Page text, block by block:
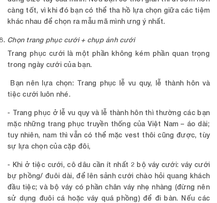
càng tốt, vì khi đó bạn có thể tha hồ lựa chọn giữa các tiệm
khác nhau để chọn ra mẫu mã mình ưng ý nhất.
Chọn trang phục cưới + chụp ảnh cưới
Trang phục cưới là một phần không kém phần quan trọng
trong ngày cưới của bạn.
Bạn nên lựa chọn: Trang phục lễ vu quy, lễ thành hôn và
tiệc cưới luôn nhé.
- Trang phục ở lễ vu quy và lễ thành hôn thì thường các bạn
mặc những trang phục truyền thống của Việt Nam – áo dài;
tuy nhiên, nam thì vẫn có thể mặc vest thôi cũng được, tùy
sự lựa chọn của cặp đôi,
- Khi ở tiệc cưới, cô dâu cần ít nhất 2 bộ váy cưới: váy cưới
bự phồng/ đuôi dài, để lên sảnh cưới chào hỏi quang khách
đầu tiệc; và bộ váy có phần chân váy nhẹ nhàng (đừng nên
sử dụng đuôi cá hoặc váy quá phồng) để đi bàn. Nếu các